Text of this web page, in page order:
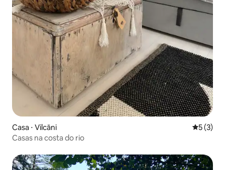
Casa ⋅ Vilcāni 5 de
5 (3)
Casas na costa do rio